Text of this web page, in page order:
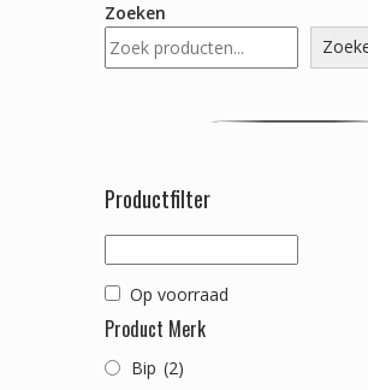
Zoeken
Productfilter
Op voorraad
Product Merk
Bip (2)